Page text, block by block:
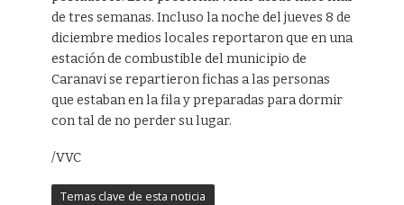
de tres semanas. Incluso la noche del jueves 8 de
diciembre medios locales reportaron que en una
estación de combustible del municipio de
Caranavi se repartieron fichas a las personas
que estaban en la fila y preparadas para dormir
con tal de no perder su lugar.
/VVC
Temas clave de esta noticia